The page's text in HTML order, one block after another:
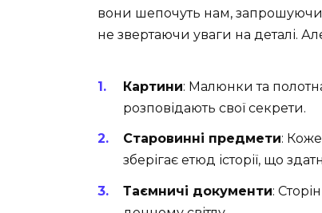
вони шепочуть нам, запрошуючи
не звертаючи уваги на деталі.
Картини: Малюнки та
розповідають свої секрети.
Старовинні предмети:
зберігає етюд історії, що
Таємничі документи: